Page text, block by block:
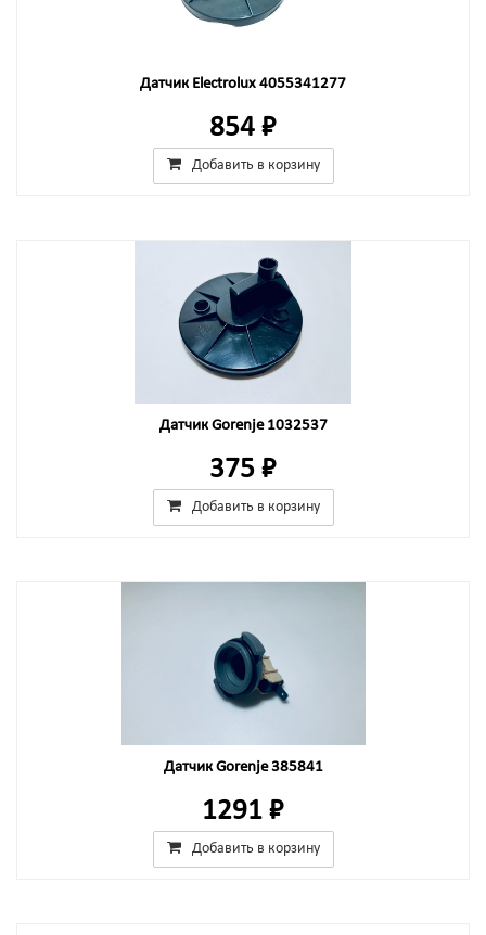
Датчик Electrolux 4055341277
854 ₽
Добавить в корзину
Датчик Gorenje 1032537
375 ₽
Добавить в корзину
Датчик Gorenje 385841
1291 ₽
Добавить в корзину